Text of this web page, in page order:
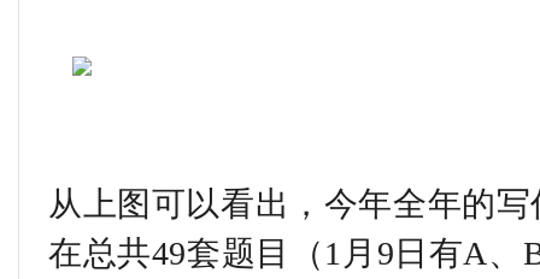
从上图可以看出，今年全年的
在总共49套题目（1月9日有A